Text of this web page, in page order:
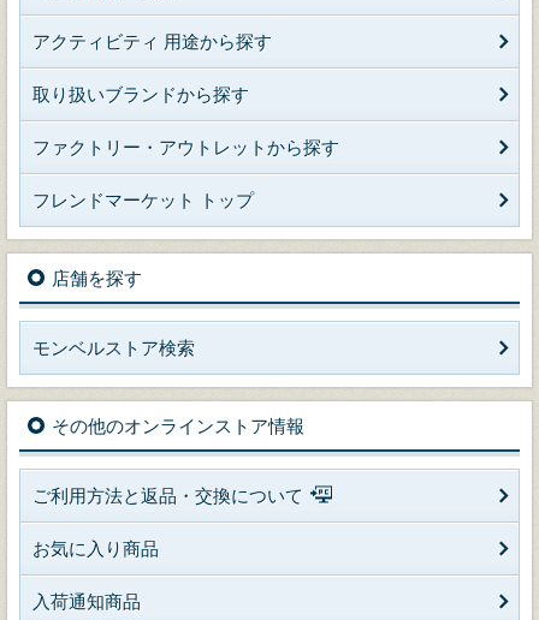
アクティビティ 用途から探す
取り扱いブランドから探す
ファクトリー・アウトレットから探す
フレンドマーケット トップ
店舗を探す
モンベルストア検索
その他のオンラインストア情報
ご利用方法と返品・交換について
お気に入り商品
入荷通知商品